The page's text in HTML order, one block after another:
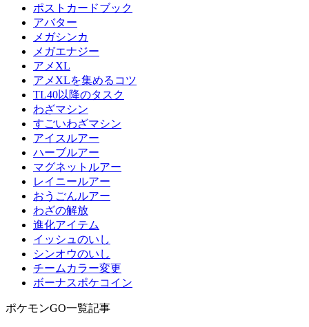
ポストカードブック
アバター
メガシンカ
メガエナジー
アメXL
アメXLを集めるコツ
TL40以降のタスク
わざマシン
すごいわざマシン
アイスルアー
ハーブルアー
マグネットルアー
レイニールアー
おうごんルアー
わざの解放
進化アイテム
イッシュのいし
シンオウのいし
チームカラー変更
ボーナスポケコイン
ポケモンGO一覧記事